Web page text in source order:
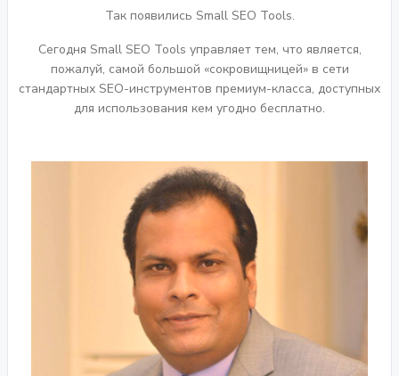
Так появились Small SEO Tools.
Сегодня Small SEO Tools управляет тем, что является,
пожалуй, самой большой «сокровищницей» в сети
стандартных SEO-инструментов премиум-класса, доступных
для использования кем угодно бесплатно.